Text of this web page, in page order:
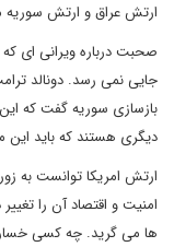
ارتش عراق و ارتش سوریه
صحبت درباره ویرانی ای
جایی نمی رسد. دونالد
بازسازی سوریه گفت که
دیگری هستند که باید این
ارتش امریکا توانست به
امنیت و اقتصاد آن را
ها می گرید. چه کسی